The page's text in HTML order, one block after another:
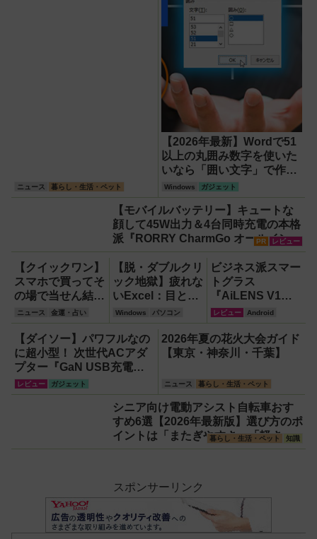
ニュース 暮らし・生活・ペット
【2026年最新】Wordで51
以上の丸囲み数字を使いた
いなら「囲い文字」で作る
【Windows】
Windows ガジェット
【モバイルバッテリー】キュートな
顔して45W出力＆4台同時充電の本格
派『RORRY CharmGo オールインミ
ニ』でスマホもモバイルファンもノ
ートPCも安心
PR レビュー
【クイックワン】
スマホで買ってそ
の場で当せん結果
がわかるネット専
用宝くじのしくみ
と買い方
ニュース 金運・占い
【脱・ダブルクリ
ック地獄】疲れな
いExcel：目と手
を守る厳選ショー
トカット7選
【Windows】
Windows パソコン
ビジネス派スマー
トグラス
『AiLENS V1』
を体験:プレゼ
ン、会議、リアル
タイム翻訳に使え
て8万円台！
レビュー Android
【ダイソー】パワフルなの
に超小型！ 次世代ACアダ
プター『GaN USB充電
器』がすごすぎる！
レビュー ガジェット
2026年夏の花火大会ガイド
【東京・神奈川・千葉】
ニュース 暮らし・生活・ペット
シニア向け電動アシスト自転車おす
すめ6選【2026年最新版】選び方のポ
イントは「またぎやすさ」「軽さ」
「足つきの良さ」
暮らし・生活・ペット 知識
スポンサーリンク